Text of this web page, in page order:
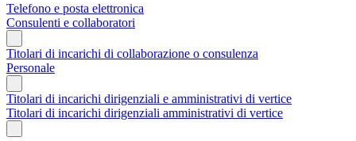
Telefono e posta elettronica
Consulenti e collaboratori
Titolari di incarichi di collaborazione o consulenza
Personale
Titolari di incarichi dirigenziali e amministrativi di vertice
Titolari di incarichi dirigenziali amministrativi di vertice